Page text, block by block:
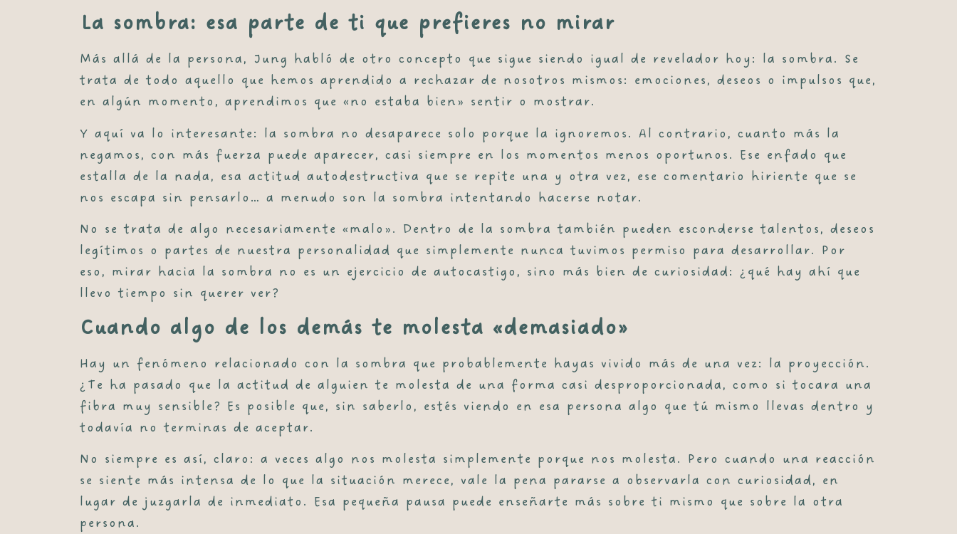
La sombra: esa parte de ti que prefieres no mirar
Más allá de la persona, Jung habló de otro concepto que sigue siendo igual de revelador hoy: la sombra. Se
trata de todo aquello que hemos aprendido a rechazar de nosotros mismos: emociones, deseos o impulsos que,
en algún momento, aprendimos que «no estaba bien» sentir o mostrar.
Y aquí va lo interesante: la sombra no desaparece solo porque la ignoremos. Al contrario, cuanto más la
negamos, con más fuerza puede aparecer, casi siempre en los momentos menos oportunos. Ese enfado que
estalla de la nada, esa actitud autodestructiva que se repite una y otra vez, ese comentario hiriente que se
nos escapa sin pensarlo… a menudo son la sombra intentando hacerse notar.
No se trata de algo necesariamente «malo». Dentro de la sombra también pueden esconderse talentos, deseos
legítimos o partes de nuestra personalidad que simplemente nunca tuvimos permiso para desarrollar. Por
eso, mirar hacia la sombra no es un ejercicio de autocastigo, sino más bien de curiosidad: ¿qué hay ahí que
llevo tiempo sin querer ver?
Cuando algo de los demás te molesta «demasiado»
Hay un fenómeno relacionado con la sombra que probablemente hayas vivido más de una vez: la proyección.
¿Te ha pasado que la actitud de alguien te molesta de una forma casi desproporcionada, como si tocara una
fibra muy sensible? Es posible que, sin saberlo, estés viendo en esa persona algo que tú mismo llevas dentro y
todavía no terminas de aceptar.
No siempre es así, claro: a veces algo nos molesta simplemente porque nos molesta. Pero cuando una reacción
se siente más intensa de lo que la situación merece, vale la pena pararse a observarla con curiosidad, en
lugar de juzgarla de inmediato. Esa pequeña pausa puede enseñarte más sobre ti mismo que sobre la otra
persona.